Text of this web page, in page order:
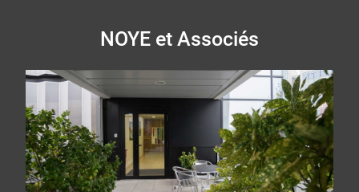
NOYE et Associés